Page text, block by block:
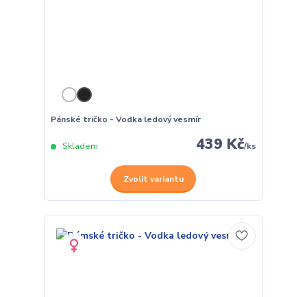
Pánské tričko - Vodka ledový vesmír
439 Kč/ks
Skladem
Zvolit variantu